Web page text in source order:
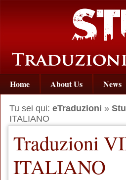
Home About Us News
Tu sei qui: eTraduzioni »
ITALIANO
Traduzioni
ITALIANO